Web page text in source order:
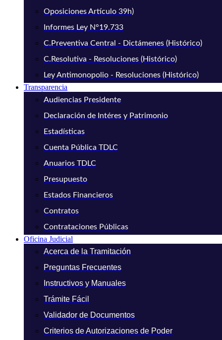
Oposiciones Artículo 39h)
Informes Ley N°19.733
C.Preventiva Central - Dictámenes (Histórico)
C.Resolutiva - Resoluciones (Histórico)
Ley Antimonopolio - Resoluciones (Histórico)
Transparencia
Audiencias Presidente
Declaración de Intéres y Patrimonio
Estadísticas
Cuenta Pública TDLC
Anuarios TDLC
Presupuesto
Estados Financieros
Contratos
Contrataciones Públicas
Oficina Judicial
Acerca de la Tramitación
Preguntas Frecuentes
Instructivos y Manuales
Trámite Fácil
Validador de Documentos
Criterios de Autorizaciones de Poder